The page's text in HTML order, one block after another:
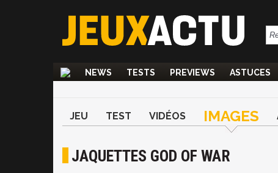
NEWS TESTS PREVIEWS ASTUCES
JEU TEST VIDÉOS IMAGES
JAQUETTES GOD OF WAR